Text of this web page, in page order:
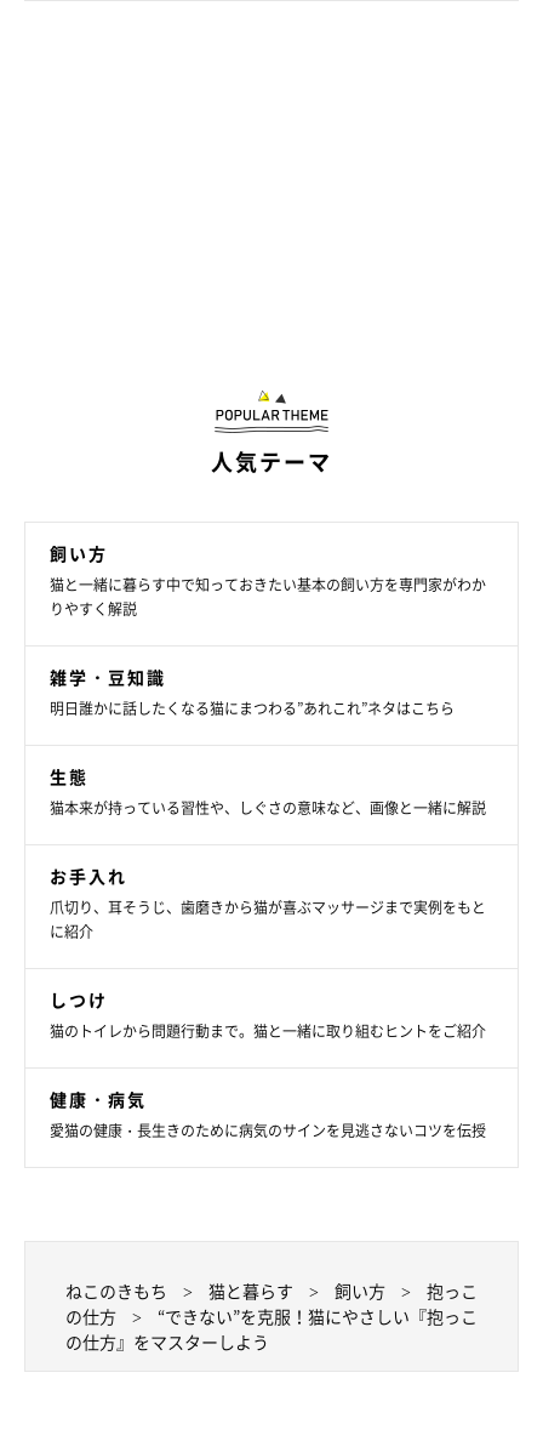
人気テーマ
飼い方
猫と一緒に暮らす中で知っておきたい基本の飼い方を専門家がわか
りやすく解説
雑学・豆知識
明日誰かに話したくなる猫にまつわる”あれこれ”ネタはこちら
生態
猫本来が持っている習性や、しぐさの意味など、画像と一緒に解説
お手入れ
爪切り、耳そうじ、歯磨きから猫が喜ぶマッサージまで実例をもと
に紹介
しつけ
猫のトイレから問題行動まで。猫と一緒に取り組むヒントをご紹介
健康・病気
愛猫の健康・長生きのために病気のサインを見逃さないコツを伝授
ねこのきもち 猫と暮らす 飼い方
抱っこ
の仕方
“できない”を克服！猫にやさしい『抱っこ
の仕方』をマスターしよう